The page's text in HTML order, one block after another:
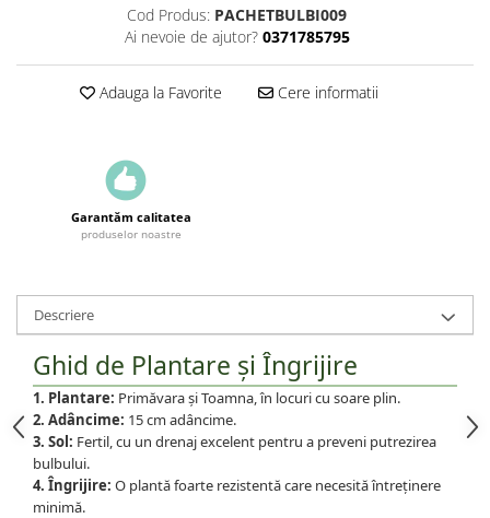
Cod Produs: PACHETBULBI009
Ai nevoie de ajutor? 0371785795
Adauga la Favorite Cere informatii
Garantăm calitatea
produselor noastre
Descriere
Ghid de Plantare și Îngrijire
1. Plantare: Primăvara și Toamna, în locuri cu soare plin.
2. Adâncime: 15 cm adâncime.
3. Sol: Fertil, cu un drenaj excelent pentru a preveni putrezirea
bulbului.
4. Îngrijire: O plantă foarte rezistentă care necesită întreținere
minimă.